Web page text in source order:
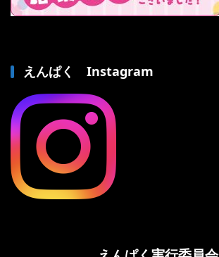
えんぱく Instagram